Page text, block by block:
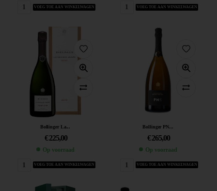
VOEG TOE AAN WINKELWAGEN VOEG TOE AAN WINKELWAGEN
Bollinger La...
€ 225,00
Op voorraad
VOEG TOE AAN WINKELWAGEN
Bollinger PN...
€ 265,00
Op voorraad
VOEG TOE AAN WINKELWAGEN